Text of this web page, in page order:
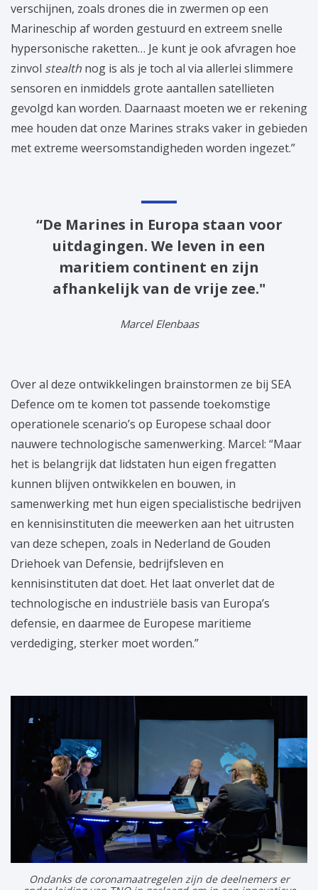
verschijnen, zoals drones die in zwermen op een
Marineschip af worden gestuurd en extreem snelle
hypersonische raketten… Je kunt je ook afvragen hoe
zinvol stealth nog is als je toch al via allerlei slimmere
sensoren en inmiddels grote aantallen satellieten
gevolgd kan worden. Daarnaast moeten we er rekening
mee houden dat onze Marines straks vaker in gebieden
met extreme weersomstandigheden worden ingezet.”
“De Marines in Europa staan voor
uitdagingen. We leven in een
maritiem continent en zijn
afhankelijk van de vrije zee."
Marcel Elenbaas
Over al deze ontwikkelingen brainstormen ze bij SEA
Defence om te komen tot passende toekomstige
operationele scenario’s op Europese schaal door
nauwere technologische samenwerking. Marcel: “Maar
het is belangrijk dat lidstaten hun eigen fregatten
kunnen blijven ontwikkelen en bouwen, in
samenwerking met hun eigen specialistische bedrijven
en kennisinstituten die meewerken aan het uitrusten
van deze schepen, zoals in Nederland de Gouden
Driehoek van Defensie, bedrijfsleven en
kennisinstituten dat doet. Het laat onverlet dat de
technologische en industriële basis van Europa’s
defensie, en daarmee de Europese maritieme
verdediging, sterker moet worden.”
Ondanks de coronamaatregelen zijn de deelnemers er